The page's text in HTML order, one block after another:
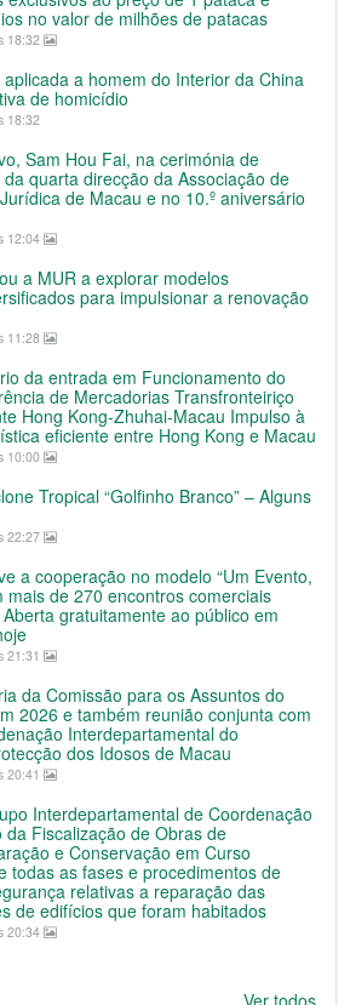
no valor de milhões de patacas
18:32
a homem do Interior da China
de homicídio
18:32
Sam Hou Fai, na cerimónia de
quarta direcção da Associação de
de Macau e no 10.º aniversário
12:04
a MUR a explorar modelos
para impulsionar a renovação
11:28
da entrada em Funcionamento do
de Mercadorias Transfronteiriço
Hong Kong-Zhuhai-Macau Impulso à
eficiente entre Hong Kong e Macau
10:00
Tropical “Golfinho Branco” – Alguns
22:27
a cooperação no modelo “Um Evento,
mais de 270 encontros comerciais
gratuitamente ao público em
21:31
da Comissão para os Assuntos do
2026 e também reunião conjunta com
Interdepartamental do
dos Idosos de Macau
20:41
Interdepartamental de Coordenação
da Fiscalização de Obras de
e Conservação em Curso
todas as fases e procedimentos de
relativas a reparação das
de edifícios que foram habitados
20:34
Ver todos